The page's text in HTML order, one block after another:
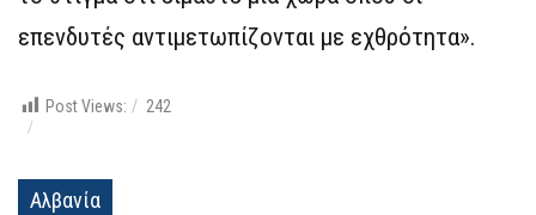
επενδυτές αντιμετωπίζονται με εχθρότητα».
Post Views: 242
Αλβανία